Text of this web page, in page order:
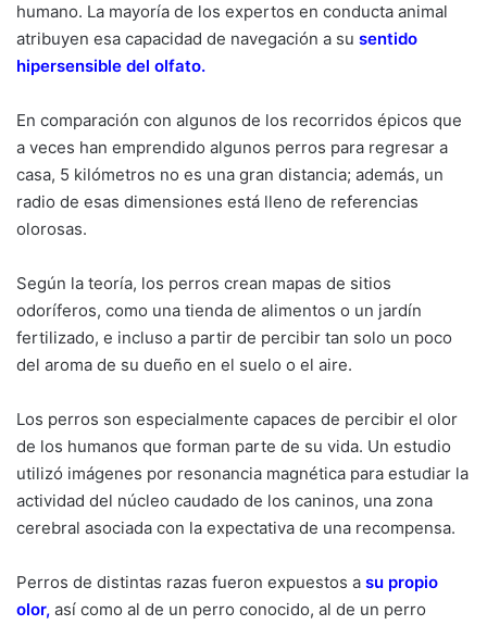
humano. La mayoría de los expertos en conducta animal
atribuyen esa capacidad de navegación a su sentido
hipersensible del olfato.
En comparación con algunos de los recorridos épicos que
a veces han emprendido algunos perros para regresar a
casa, 5 kilómetros no es una gran distancia; además, un
radio de esas dimensiones está lleno de referencias
olorosas.
Según la teoría, los perros crean mapas de sitios
odoríferos, como una tienda de alimentos o un jardín
fertilizado, e incluso a partir de percibir tan solo un poco
del aroma de su dueño en el suelo o el aire.
Los perros son especialmente capaces de percibir el olor
de los humanos que forman parte de su vida. Un estudio
utilizó imágenes por resonancia magnética para estudiar la
actividad del núcleo caudado de los caninos, una zona
cerebral asociada con la expectativa de una recompensa.
Perros de distintas razas fueron expuestos a su propio
olor, así como al de un perro conocido, al de un perro